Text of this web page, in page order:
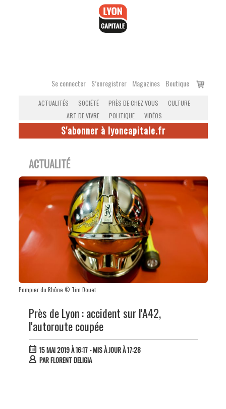
Se connecter S’enregistrer Magazines Boutique
Voir
ACTUALITÉS SOCIÉTÉ PRÈS DE CHEZ VOUS
CULTURE
ART DE VIVRE
POLITIQUE VIDÉOS
S'abonner à lyoncapitale.fr
ACTUALITÉ
Pompier du Rhône © Tim Douet
Près de Lyon : accident sur l'A42,
l'autoroute coupée
15 MAI 2019 À 16:17- MIS À JOUR À 17:28
PARFLORENT DELIGIA